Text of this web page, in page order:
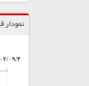
نمودار
۱۴۰۲/